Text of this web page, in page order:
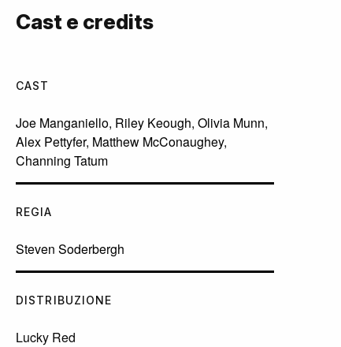
Cast e credits
CAST
Joe Manganiello, Riley Keough, Olivia Munn,
Alex Pettyfer, Matthew McConaughey,
Channing Tatum
REGIA
Steven Soderbergh
DISTRIBUZIONE
Lucky Red